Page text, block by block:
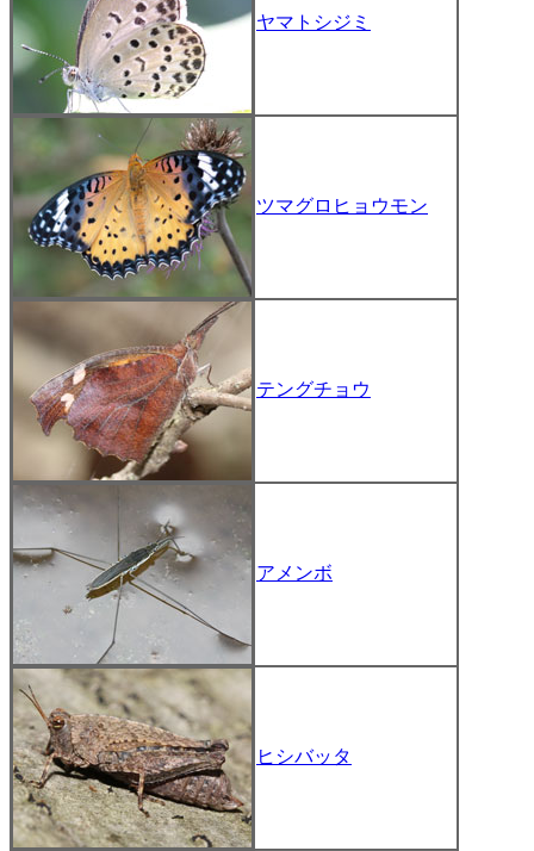
ヤマトシジミ
ツマグロヒョウモン
テングチョウ
アメンボ
ヒシバッタ